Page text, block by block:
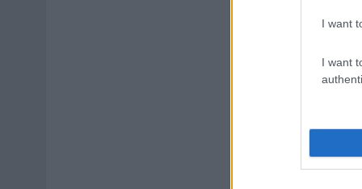
I want
I want